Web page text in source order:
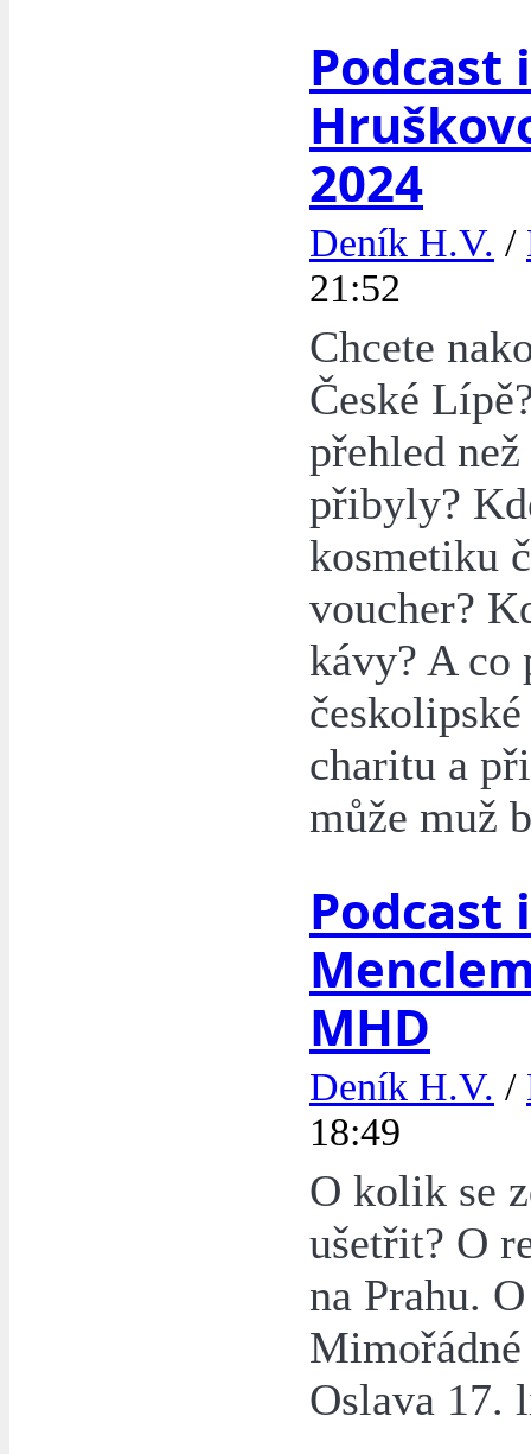
Podcast
2024
Deník H.V. /
21:52
Chcete
České
přehled
přibyly?
kosmetiku
voucher?
kávy? A co
charitu a
může muž
Podcast
MHD
Deník H.V. /
18:49
O kolik se
ušetřit? O
na Prahu.
Mimořádné
Oslava 17.